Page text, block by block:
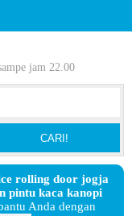
jam 22.00
CARI!
rolling door jogja
pintu kaca kanopi
Anda dengan